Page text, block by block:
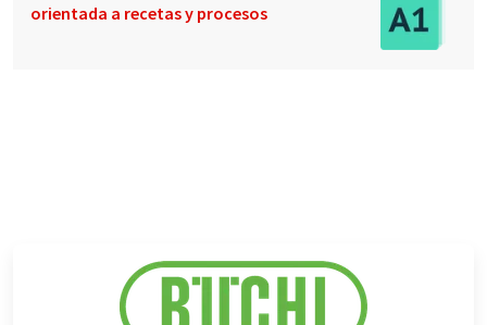
orientada a recetas y procesos